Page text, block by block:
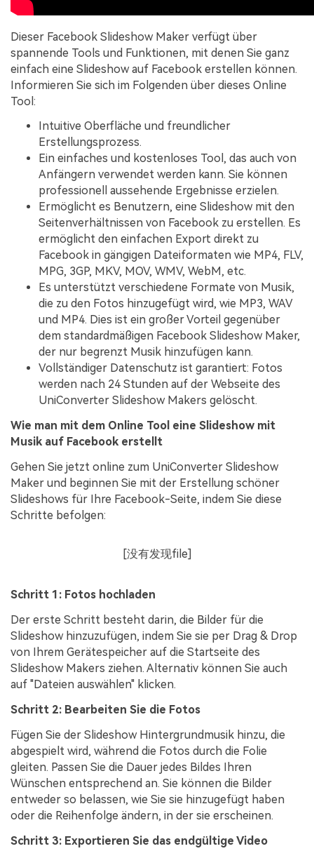
Dieser Facebook Slideshow Maker verfügt über
spannende Tools und Funktionen, mit denen Sie ganz
einfach eine Slideshow auf Facebook erstellen können.
Informieren Sie sich im Folgenden über dieses Online
Tool:
Intuitive Oberfläche und freundlicher
Erstellungsprozess.
Ein einfaches und kostenloses Tool, das auch von
Anfängern verwendet werden kann. Sie können
professionell aussehende Ergebnisse erzielen.
Ermöglicht es Benutzern, eine Slideshow mit den
Seitenverhältnissen von Facebook zu erstellen. Es
ermöglicht den einfachen Export direkt zu
Facebook in gängigen Dateiformaten wie MP4, FLV,
MPG, 3GP, MKV, MOV, WMV, WebM, etc.
Es unterstützt verschiedene Formate von Musik,
die zu den Fotos hinzugefügt wird, wie MP3, WAV
und MP4. Dies ist ein großer Vorteil gegenüber
dem standardmäßigen Facebook Slideshow Maker,
der nur begrenzt Musik hinzufügen kann.
Vollständiger Datenschutz ist garantiert: Fotos
werden nach 24 Stunden auf der Webseite des
UniConverter Slideshow Makers gelöscht.
Wie man mit dem Online Tool eine Slideshow mit
Musik auf Facebook erstellt
Gehen Sie jetzt online zum UniConverter Slideshow
Maker und beginnen Sie mit der Erstellung schöner
Slideshows für Ihre Facebook-Seite, indem Sie diese
Schritte befolgen:
[没有发现file]
Schritt 1: Fotos hochladen
Der erste Schritt besteht darin, die Bilder für die
Slideshow hinzuzufügen, indem Sie sie per Drag & Drop
von Ihrem Gerätespeicher auf die Startseite des
Slideshow Makers ziehen. Alternativ können Sie auch
auf "Dateien auswählen" klicken.
Schritt 2: Bearbeiten Sie die Fotos
Fügen Sie der Slideshow Hintergrundmusik hinzu, die
abgespielt wird, während die Fotos durch die Folie
gleiten. Passen Sie die Dauer jedes Bildes Ihren
Wünschen entsprechend an. Sie können die Bilder
entweder so belassen, wie Sie sie hinzugefügt haben
oder die Reihenfolge ändern, in der sie erscheinen.
Schritt 3: Exportieren Sie das endgültige Video